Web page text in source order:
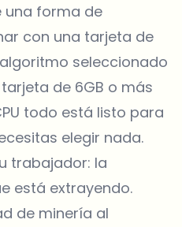
una forma de
con una tarjeta de
seleccionado
tarjeta de 6GB o más
todo está listo para
elegir nada.
trabajador: la
está extrayendo.
de minería al